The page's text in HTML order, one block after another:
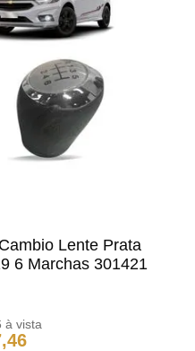
Lente Prata
6 Marchas 301421
à vista
,46